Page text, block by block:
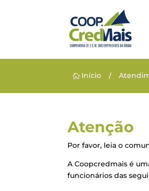
Início /
Atenção
Por favor, leia o
A Coopcredmais é
funcionários das